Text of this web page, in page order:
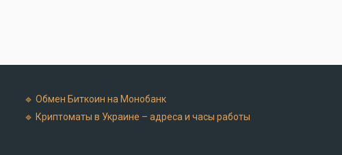
🔹 Обмен Биткоин на Монобанк
🔹 Криптоматы в Украине – адреса и часы работы